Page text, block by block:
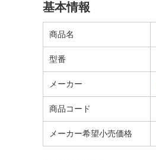
基本情報
商品名
型番
メーカー
商品コード
メーカー希望小売価格